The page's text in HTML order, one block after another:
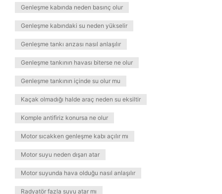
Genleşme kabında neden basınç olur
Genleşme kabındaki su neden yükselir
Genleşme tankı arızası nasıl anlaşılır
Genleşme tankının havası biterse ne olur
Genleşme tankının içinde su olur mu
Kaçak olmadığı halde araç neden su eksiltir
Komple antifiriz konursa ne olur
Motor sıcakken genleşme kabı açılır mı
Motor suyu neden dışarı atar
Motor suyunda hava olduğu nasıl anlaşılır
Radyatör fazla suyu atar mı